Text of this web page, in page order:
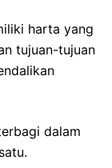
harta yang
tujuan-tujuan
dalam